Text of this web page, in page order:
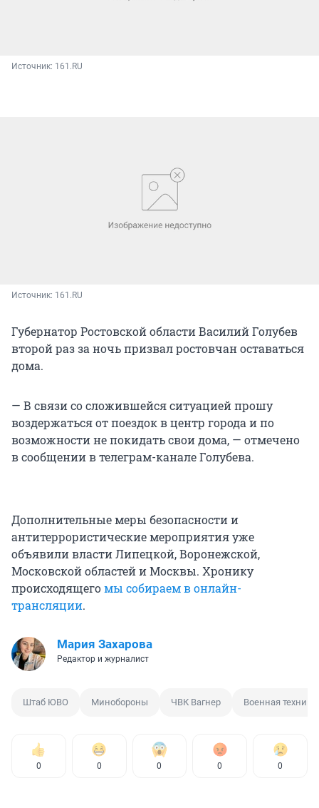
Источник: 161.RU
Источник: 161.RU
Губернатор Ростовской области Василий Голубев
второй раз за ночь призвал ростовчан оставаться
дома.
— В связи со сложившейся ситуацией прошу
воздержаться от поездок в центр города и по
возможности не покидать свои дома, — отмечено
в сообщении в телеграм-канале Голубева.
Дополнительные меры безопасности и
антитеррористические мероприятия уже
объявили власти Липецкой, Воронежской,
Московской областей и Москвы. Хронику
происходящегомы собираем в онлайн-
трансляции.
Мария Захарова
Редактор и журналист
Штаб ЮВО Минобороны ЧВК Вагнер Военная техника
0 0 0 0 0